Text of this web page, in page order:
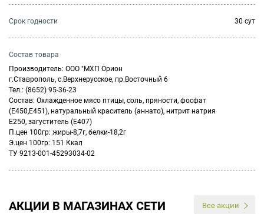
Cрок годности 30 сут
Состав товара
Производитель: ООО "МХП Орион
г.Ставрополь, с.Верхнерусское, пр.Восточный 6
Тел.: (8652) 95-36-23
Состав: Охлажденное мясо птицы, соль, пряности, фосфат
(Е450,Е451), натуральный краситель (аннато), нитрит натрия
Е250, загуститель (Е407)
П.цен 100гр: жиры-8,7г, белки-18,2г
Э.цен 100гр: 151 Ккал
ТУ 9213-001-45293034-02
АКЦИИ В МАГАЗИНАХ СЕТИ Все акции